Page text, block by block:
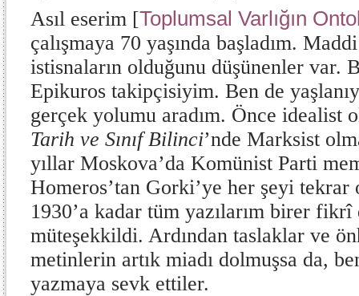
Asıl eserim [Toplumsal Varlığın
çalışmaya 70 yaşında başladım.
istisnaların olduğunu düşünenler var.
Epikuros takipçisiyim. Ben de
gerçek yolumu aradım. Önce idealist
Tarih ve Sınıf Bilinci’nde Marksist
yıllar Moskova’da Komünist Parti
Homeros’tan Gorki’ye her şeyi tekrar
1930’a kadar tüm yazılarım birer fikrî
müteşekkildi. Ardından taslaklar ve
metinlerin artık miadı dolmuşsa da,
yazmaya sevk ettiler.